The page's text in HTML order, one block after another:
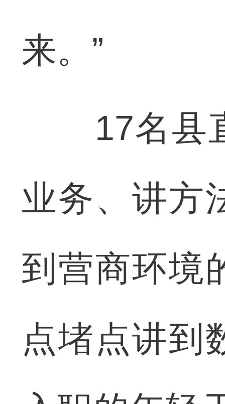
来。”
17名县直
业务、讲方
到营商环境
点堵点讲到